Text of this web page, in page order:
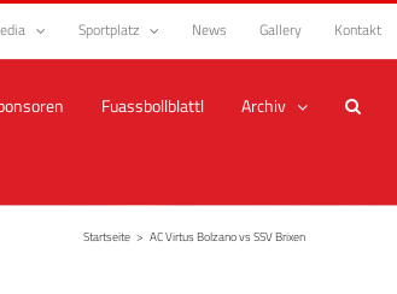
Sportplatz News Gallery Kontakt
Fuassbollblattl Archiv
Startseite > AC Virtus Bolzano vs SSV Brixen